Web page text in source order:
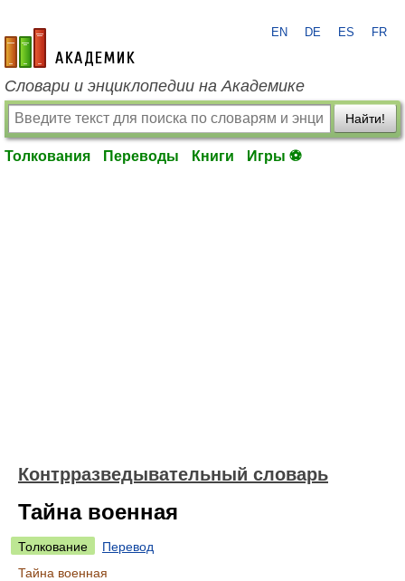
academic.ru
EN DE ES FR
Словари и энциклопедии на Академике
Найти!
Толкования Переводы Книги Игры ⚽
Контрразведывательный словарь
Тайна военная
Толкование
Перевод
Тайна военная